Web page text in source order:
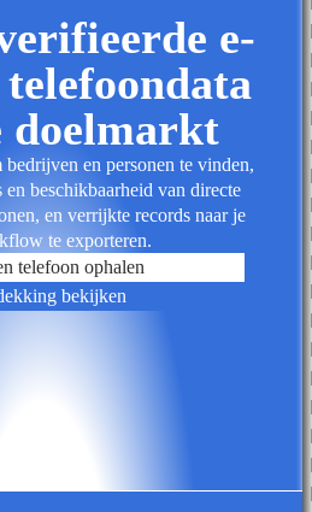
e-
doelmarkt
en personen te vinden,
en beschikbaarheid van directe
en verrijkte records naar je
te exporteren.
telefoon ophalen
bekijken